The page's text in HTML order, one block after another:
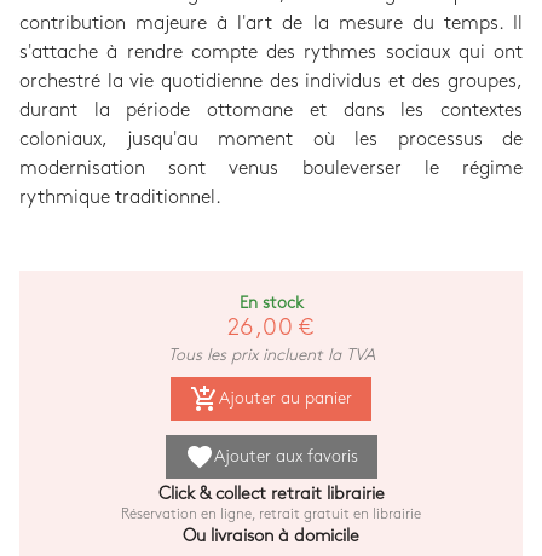
contribution majeure à l'art de la mesure du temps. Il
s'attache à rendre compte des rythmes sociaux qui ont
orchestré la vie quotidienne des individus et des groupes,
durant la période ottomane et dans les contextes
coloniaux, jusqu'au moment où les processus de
modernisation sont venus bouleverser le régime
rythmique traditionnel.
En stock
26,00 €
Tous les prix incluent la TVA
add_shopping_cart Ajouter au panier
favoriteAjouter aux favoris
Click & collect retrait librairie
Réservation en ligne, retrait gratuit en librairie
Ou livraison à domicile